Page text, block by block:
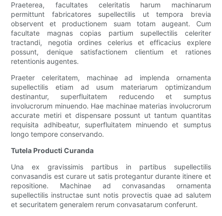
Praeterea, facultates celeritatis harum machinarum
permittunt fabricatores supellectilis ut tempora brevia
observent et productionem suam totam augeant. Cum
facultate magnas copias partium supellectilis celeriter
tractandi, negotia ordines celerius et efficacius explere
possunt, denique satisfactionem clientium et rationes
retentionis augentes.
Praeter celeritatem, machinae ad implenda ornamenta
supellectilis etiam ad usum materiarum optimizandum
destinantur, superfluitatem reducendo et sumptus
involucrorum minuendo. Hae machinae materias involucrorum
accurate metiri et dispensare possunt ut tantum quantitas
requisita adhibeatur, superfluitatem minuendo et sumptus
longo tempore conservando.
Tutela Producti Curanda
Una ex gravissimis partibus in partibus supellectilis
convasandis est curare ut satis protegantur durante itinere et
repositione. Machinae ad convasandas ornamenta
supellectilis instructae sunt notis provectis quae ad salutem
et securitatem generalem rerum convasatarum conferunt.